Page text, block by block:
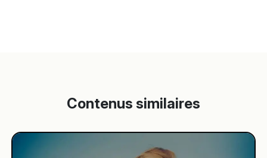
Contenus similaires